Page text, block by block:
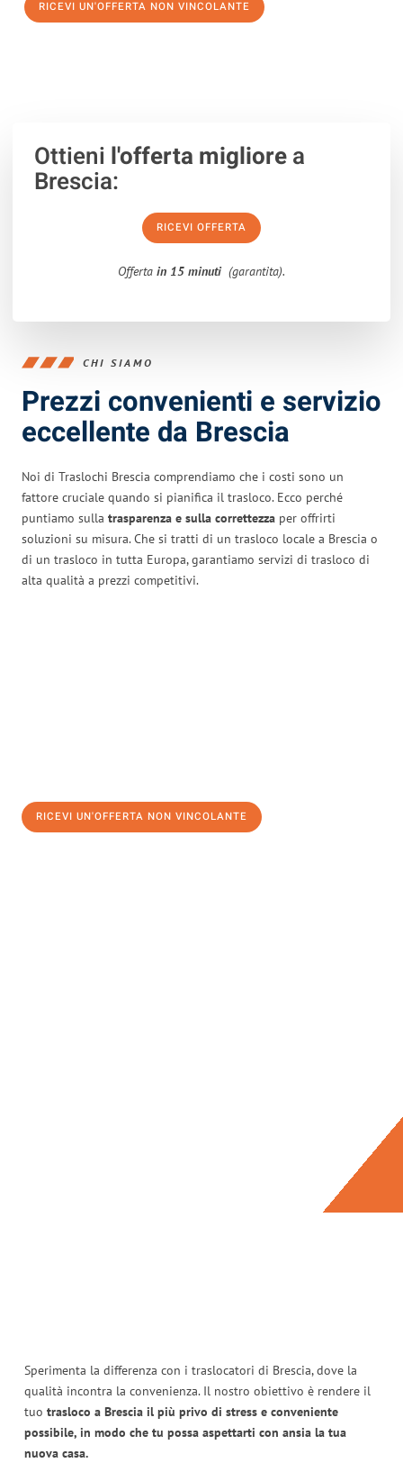
RICEVI UN'OFFERTA NON VINCOLANTE
Ottieni l'offerta migliorea
Brescia:
RICEVI OFFERTA
Offerta in 15 minuti (garantita).
CHI SIAMO
Prezzi convenienti e servizio
eccellente da Brescia
Noi di Traslochi Brescia comprendiamo che i costi sono un
fattore cruciale quando si pianifica il trasloco. Ecco perché
puntiamo sulla trasparenza e sulla correttezza per offrirti
soluzioni su misura. Che si tratti di un trasloco locale a Brescia o
di un trasloco in tutta Europa, garantiamo servizi di trasloco di
alta qualità a prezzi competitivi.
RICEVI UN'OFFERTA NON VINCOLANTE
Sperimenta la differenza con i traslocatori di Brescia, dove la
qualità incontra la convenienza. Il nostro obiettivo è rendere il
tuo trasloco a Brescia il più privo di stress e conveniente
possibile, in modo che tu possa aspettarti con ansia la tua
nuova casa.